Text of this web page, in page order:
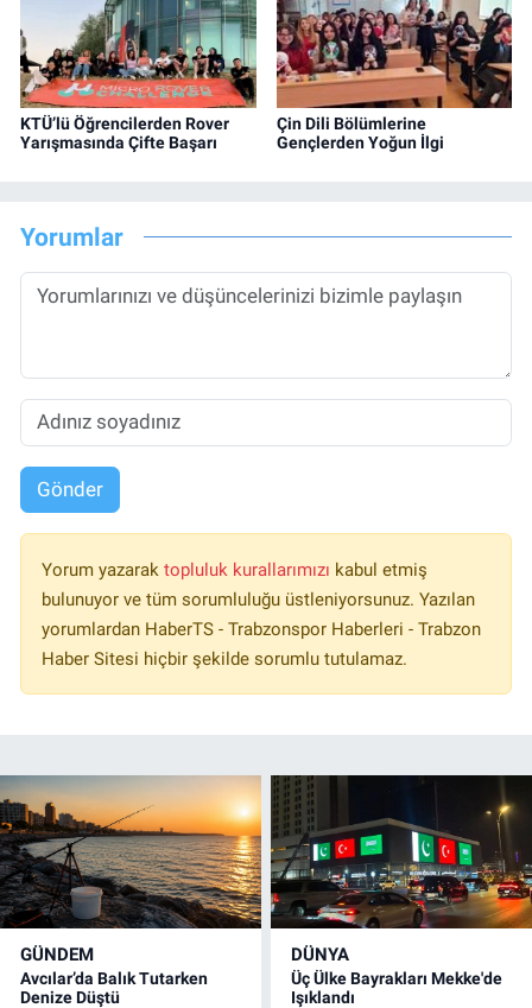
KTÜ’lü Öğrencilerden Rover
Yarışmasında Çifte Başarı
Çin Dili Bölümlerine
Gençlerden Yoğun İlgi
Yorumlar
Gönder
Yorum yazarak topluluk kurallarımızı kabul etmiş
bulunuyor ve tüm sorumluluğu üstleniyorsunuz. Yazılan
yorumlardan HaberTS - Trabzonspor Haberleri - Trabzon
Haber Sitesi hiçbir şekilde sorumlu tutulamaz.
GÜNDEM
Avcılar’da Balık Tutarken
Denize Düştü
DÜNYA
Üç Ülke Bayrakları Mekke'de
Işıklandı